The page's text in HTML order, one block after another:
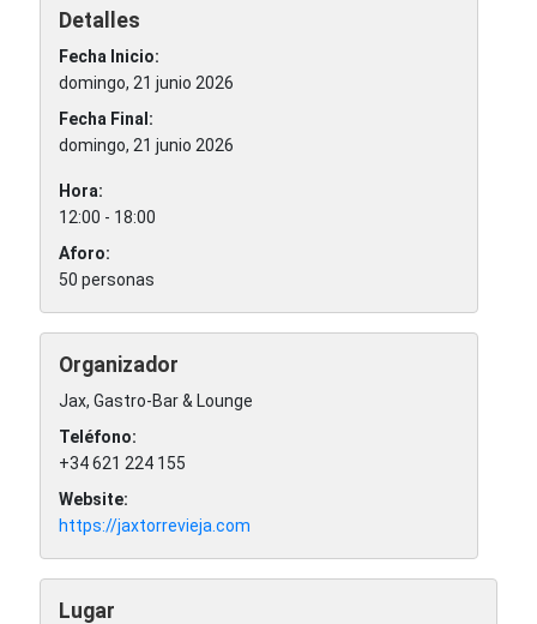
Detalles
Fecha Inicio:
domingo, 21 junio 2026
Fecha Final:
domingo, 21 junio 2026
Hora:
12:00 - 18:00
Aforo:
50 personas
Organizador
Jax, Gastro-Bar & Lounge
Teléfono:
+34 621 224 155
Website:
https://jaxtorrevieja.com
Lugar